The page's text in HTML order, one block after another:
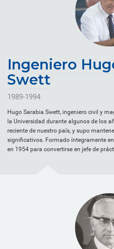
Ingeniero
Swett
1989-1994
Hugo Sarabia Swett, ingeniero civil y
la Universidad durante algunos de los
reciente de nuestro país, y supo
significativos. Formado íntegramente
en 1954 para convertirse en jefe de